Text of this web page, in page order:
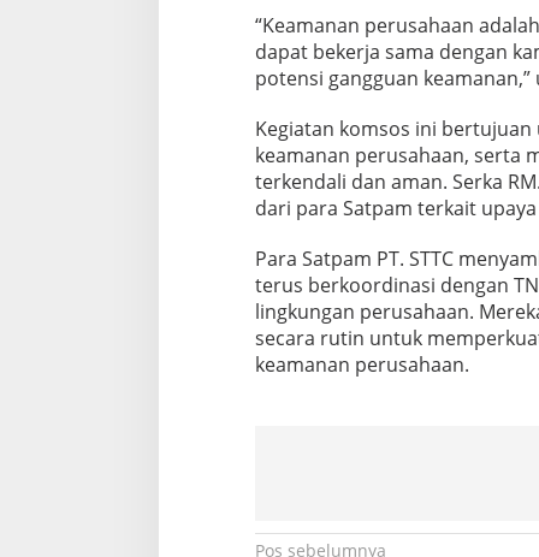
T
C
u
t
u
k
B
a
s
K
e
a
m
a
“Keamanan perusahaan
dapat bekerja sama dengan
potensi gangguan keamanan,”
Kegiatan komsos ini
keamanan perusahaan, serta
terkendali dan aman. Serka
dari para Satpam terkait
Para Satpam PT. STTC
terus berkoordinasi dengan
lingkungan perusahaan.
secara rutin untuk
keamanan perusahaan.
Pos sebelumnya